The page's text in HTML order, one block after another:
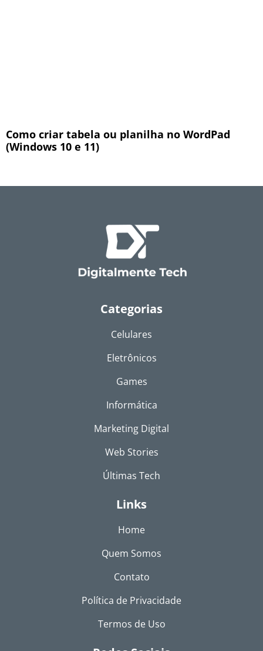
Como criar tabela ou planilha no WordPad
(Windows 10 e 11)
Categorias
Celulares
Eletrônicos
Games
Informática
Marketing Digital
Web Stories
Últimas Tech
Links
Home
Quem Somos
Contato
Política de Privacidade
Termos de Uso